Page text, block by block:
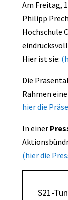
Am Freitag,
Philipp
Hochschule
Hier ist sie:
Die
Rahmen
hier die
In einer
(hier die
S21-